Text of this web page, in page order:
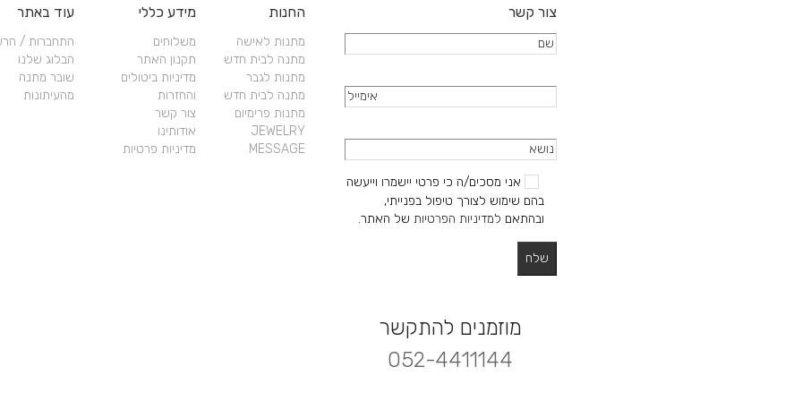
צור קשר
אני מסכים/ה כי פרטי יישמרו וייעשה
בהם שימוש לצורך טיפול בפנייתי,
ובהתאם למדיניות הפרטיות של האתר.
מוזמנים להתקשר
052-4411144
החנות
מתנות לאישה
מתנה לבית חדש
מתנות לגבר
מתנה לבית חדש
מתנות פרימיום
JEWELRY
MESSAGE
מידע כללי
משלוחים
תקנון האתר
מדיניות ביטולים
והחזרות
צור קשר
אודותינו
מדיניות פרטיות
עוד באתר
התחברות /
הבלוג שלנו
שובר מתנה
מהעיתונות